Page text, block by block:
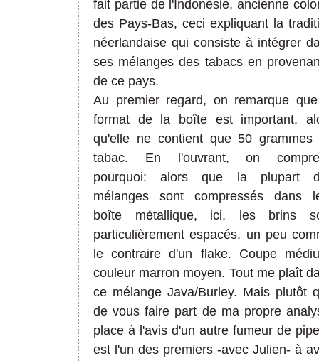
fait partie de l'Indonésie, ancienne
des Pays-Bas, ceci expliquant la
néerlandaise qui consiste à intégrer
ses mélanges des tabacs en
de ce pays.
Au premier regard, on remarque
format de la boîte est important,
qu'elle ne contient que 50 grammes
tabac. En l'ouvrant, on
pourquoi: alors que la plupart
mélanges sont compressés dans
boîte métallique, ici, les brins
particulièrement espacés, un peu
le contraire d'un flake. Coupe
couleur marron moyen. Tout me plaît
ce mélange Java/Burley. Mais plutôt
de vous faire part de ma propre
place à l'avis d'un autre fumeur de
est l'un des premiers -avec Julien- à